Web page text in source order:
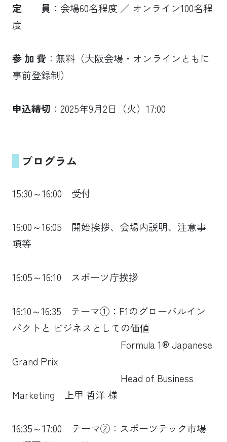
定 員 ：会場60名程度 ／ オンライン100名程
度
参 加 費：無料（大阪会場・オンラインともに
事前登録制）
申込締切 ：2025年9月2日（火）17:00
プログラム
15:30～16:00 受付
16:00～16:05 開始挨拶、会場内説明、注意事
項等
16:05～16:10 スポーツ庁挨拶
16:10～16:35 テーマ①：F1のグローバルイン
パクトと ビジネスとしての価値
Formula 1® Japanese
Grand Prix
Head of Business
Marketing 上甲 哲洋 様
16:35～17:00 テーマ②：スポーツテック市場